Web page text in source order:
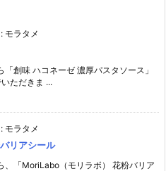
: モラタメ
「創味 ハコネーゼ 濃厚パスタソース」
ただきま ...
: モラタメ
リアシール
、「MoriLabo（モリラボ） 花粉バリア